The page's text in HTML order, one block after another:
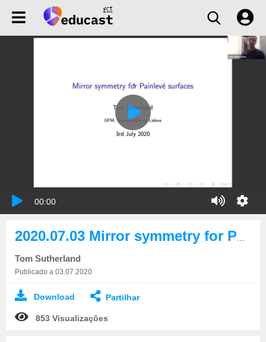
00:00
Tom Sutherland
Publicado a 03.07.2020
Download Partilhar
853 Visualizações